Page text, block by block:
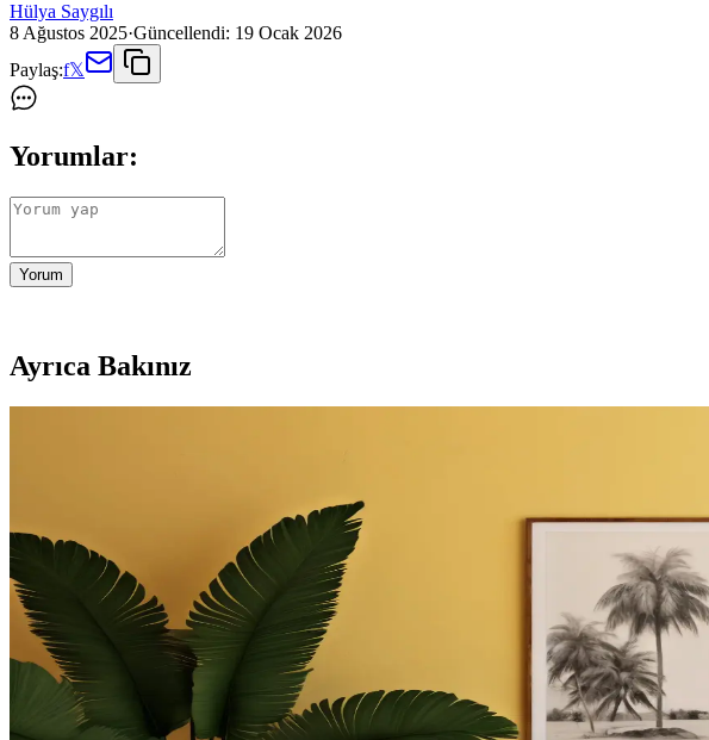
Hülya Saygılı
8 Ağustos 2025·Güncellendi: 19 Ocak 2026
Paylaş:f𝕏
Yorumlar:
Yorum
Ayrıca Bakınız
Evde Şömine Yanı Boşluklarını Fonksiyonel ve Estetik Şekilde
Şömine yanındaki boşluklar, raf sistemleri, dekoratif odun düzenlemeleri ve özel
Balkon ve Teras Alanlarında İşlevsel ve Yaratıcı Kullanım Önerileri
Balkon ve teraslarda barbeküden bitkilendirmeye, depolamadan eğlence alanlarına kadar
Tuvaletin Üstü İçin Fonksiyonel ve Estetik Dekorasyon ve Depolama